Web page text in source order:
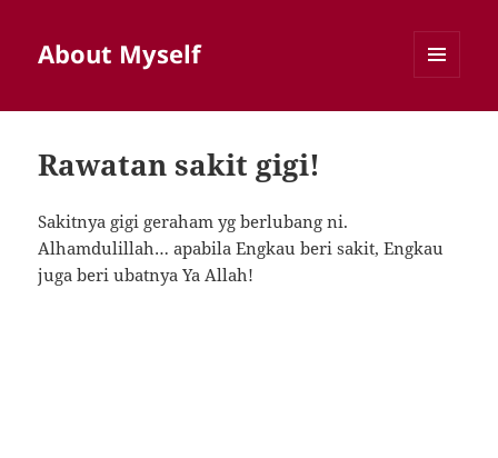
About Myself
Rawatan sakit gigi!
Sakitnya gigi geraham yg berlubang ni.
Alhamdulillah… apabila Engkau beri sakit, Engkau
juga beri ubatnya Ya Allah!